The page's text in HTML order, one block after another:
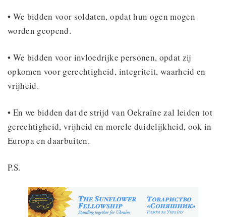
• We bidden voor soldaten, opdat hun ogen mogen
worden geopend.
• We bidden voor invloedrijke personen, opdat zij
opkomen voor gerechtigheid, integriteit, waarheid en
vrijheid.
• En we bidden dat de strijd van Oekraïne zal leiden tot
gerechtigheid, vrijheid en morele duidelijkheid, ook in
Europa en daarbuiten.
P.S.